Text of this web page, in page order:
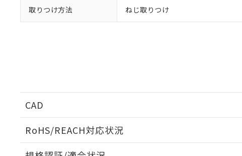
取りつけ方法 ねじ取りつけ
CAD
RoHS/REACH対応状況